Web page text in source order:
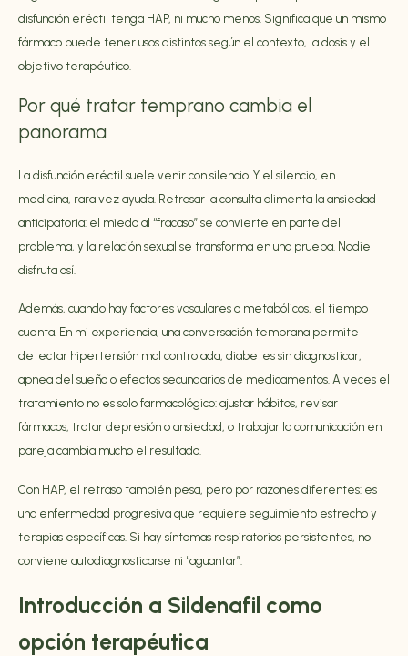
disfunción eréctil tenga HAP, ni mucho menos. Significa que un mismo
fármaco puede tener usos distintos según el contexto, la dosis y el
objetivo terapéutico.
Por qué tratar temprano cambia el
panorama
La disfunción eréctil suele venir con silencio. Y el silencio, en
medicina, rara vez ayuda. Retrasar la consulta alimenta la ansiedad
anticipatoria: el miedo al “fracaso” se convierte en parte del
problema, y la relación sexual se transforma en una prueba. Nadie
disfruta así.
Además, cuando hay factores vasculares o metabólicos, el tiempo
cuenta. En mi experiencia, una conversación temprana permite
detectar hipertensión mal controlada, diabetes sin diagnosticar,
apnea del sueño o efectos secundarios de medicamentos. A veces el
tratamiento no es solo farmacológico: ajustar hábitos, revisar
fármacos, tratar depresión o ansiedad, o trabajar la comunicación en
pareja cambia mucho el resultado.
Con HAP, el retraso también pesa, pero por razones diferentes: es
una enfermedad progresiva que requiere seguimiento estrecho y
terapias específicas. Si hay síntomas respiratorios persistentes, no
conviene autodiagnosticarse ni “aguantar”.
Introducción a Sildenafil como
opción terapéutica